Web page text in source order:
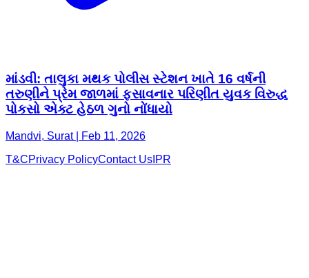
માંડવી: તાલુકા મથક પોલીસ સ્ટેશન ખાતે 16 વર્ષની
તરુણીને પ્રેમ જાળમાં ફસાવનાર પરિણીત યુવક વિરુદ્ધ
પોકસો એક્ટ હેઠળ ગુનો નોંધાયો
Mandvi, Surat | Feb 11, 2026
T&CPrivacy PolicyContact Us IPR